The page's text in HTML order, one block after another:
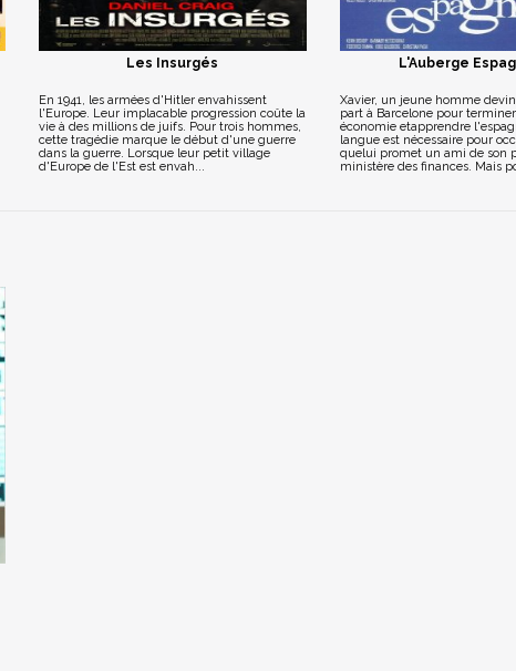
Les Insurgés
En 1941, les armées d'Hitler envahissent
l'Europe. Leur implacable progression coûte la
vie à des millions de juifs. Pour trois hommes,
cette tragédie marque le début d'une guerre
dans la guerre. Lorsque leur petit village
d'Europe de l'Est est envah...
L'Auberge
Xavier, un jeune homme
part à Barcelone pour
économie etapprendre
langue est nécessaire pour
quelui promet un ami de son
ministère des finances. Mais